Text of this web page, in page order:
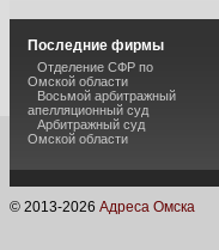
Последние фирмы
Отделение СФР по
Омской области
Восьмой арбитражный
апелляционный суд
Арбитражный суд
Омской области
© 2013-2026 Адреса Омска